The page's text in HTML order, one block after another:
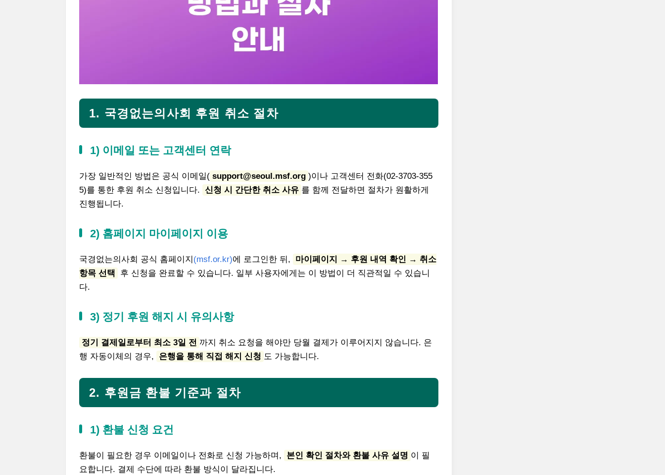
1. 국경없는의사회 후원 취소 절차
1) 이메일 또는 고객센터 연락
가장 일반적인 방법은 공식 이메일( support@seoul.msf.org )이나 고객센터 전화(02-3703-355
5)를 통한 후원 취소 신청입니다. 신청 시 간단한 취소 사유 를 함께 전달하면 절차가 원활하게
진행됩니다.
2) 홈페이지 마이페이지 이용
국경없는의사회 공식 홈페이지 (msf.or.kr)에 로그인한 뒤,
마이페이지 → 후원 내역 확인 → 취소
항목 선택
후 신청을 완료할 수 있습니다. 일부 사용자에게는 이 방법이 더 직관적일 수 있습니
다.
3) 정기 후원 해지 시 유의사항
정기 결제일로부터 최소 3일 전 까지 취소 요청을 해야만 당월 결제가 이루어지지 않습니다. 은
행 자동이체의 경우,
은행을 통해 직접 해지 신청 도 가능합니다.
2. 후원금 환불 기준과 절차
1) 환불 신청 요건
환불이 필요한 경우 이메일이나 전화로 신청 가능하며, 본인 확인 절차와 환불 사유 설명 이 필
요합니다. 결제 수단에 따라 환불 방식이 달라집니다.